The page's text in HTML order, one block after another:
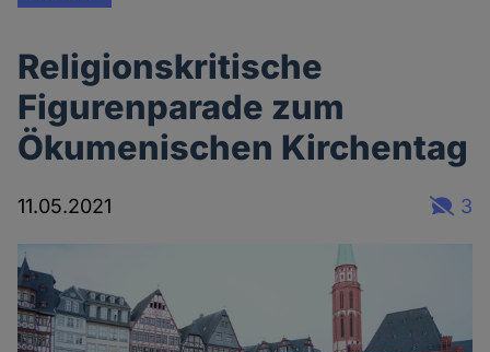
Religionskritische
Figurenparade zum
Ökumenischen Kirchentag
11.05.2021 3